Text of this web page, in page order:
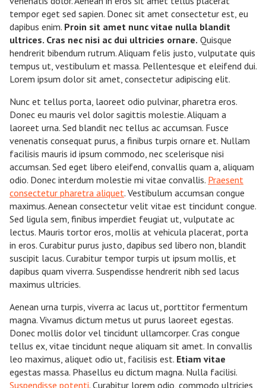
tempor eget sed sapien. Donec sit amet consectetur est, eu
dapibus enim. Proin sit amet nunc vitae nulla blandit
ultrices. Cras nec nisi ac dui ultricies ornare. Quisque
hendrerit bibendum rutrum. Aliquam felis justo, vulputate quis
tempus ut, vestibulum et massa. Pellentesque et eleifend dui.
Lorem ipsum dolor sit amet, consectetur adipiscing elit.
Nunc et tellus porta, laoreet odio pulvinar, pharetra eros.
Donec eu mauris vel dolor sagittis molestie. Aliquam a
laoreet urna. Sed blandit nec tellus ac accumsan. Fusce
venenatis consequat purus, a finibus turpis ornare et. Nullam
facilisis mauris id ipsum commodo, nec scelerisque nisi
accumsan. Sed eget libero eleifend, convallis quam a, aliquam
odio. Donec interdum molestie mi vitae convallis. Praesent
consectetur pharetra aliquet. Vestibulum accumsan congue
maximus. Aenean consectetur velit vitae est tincidunt congue.
Sed ligula sem, finibus imperdiet feugiat ut, vulputate ac
lectus. Mauris tortor eros, mollis at vehicula placerat, porta
in eros. Curabitur purus justo, dapibus sed libero non, blandit
suscipit lacus. Curabitur tempor turpis ut ipsum mollis, et
dapibus quam viverra. Suspendisse hendrerit nibh sed lacus
maximus ultricies.
Aenean urna turpis, viverra ac lacus ut, porttitor fermentum
magna. Vivamus dictum metus ut purus laoreet egestas.
Donec mollis dolor vel tincidunt ullamcorper. Cras congue
tellus ex, vitae tincidunt neque aliquam sit amet. In convallis
leo maximus, aliquet odio ut, facilisis est. Etiam vitae
egestas massa. Phasellus eu dictum magna. Nulla facilisi.
Suspendisse potenti. Curabitur lorem odio, commodo ultricies